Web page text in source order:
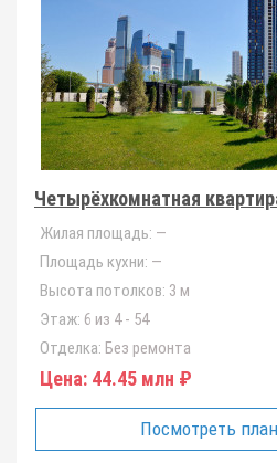
Четырёхкомнатная
Жилая площадь: —
Площадь кухни: —
Высота потолков: 3 м
Этаж: 6 из 4 - 54
Отделка: Без ремонта
Цена: 44.45 млн ₽
Посмотреть